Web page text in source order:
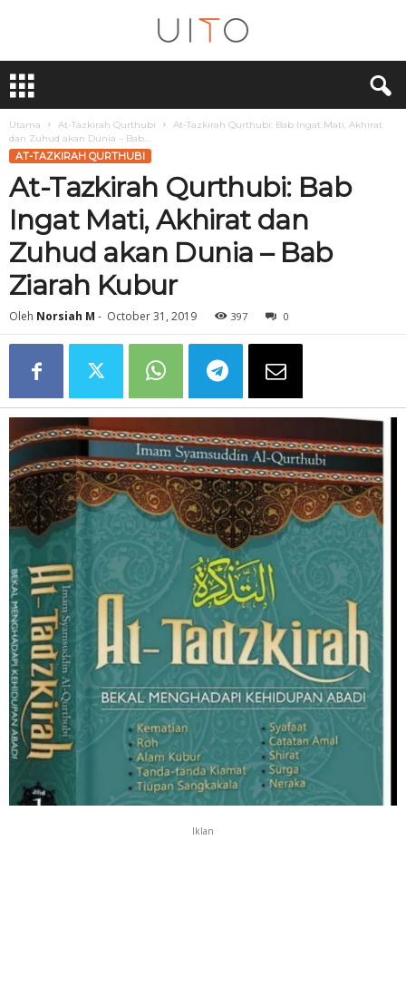
T
Utama At-Tazkirah Qurthubi
At-Tazkirah Qurthubi: Bab Ingat Mati, Akhirat
dan Zuhud akan Dunia – Bab...
AT-TAZKIRAH QURTHUBI
At-Tazkirah Qurthubi: Bab
Ingat Mati, Akhirat dan
Zuhud akan Dunia – Bab
Ziarah Kubur
Oleh Norsiah M - October 31, 2019 397 0
Iklan